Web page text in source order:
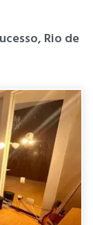
Rio de